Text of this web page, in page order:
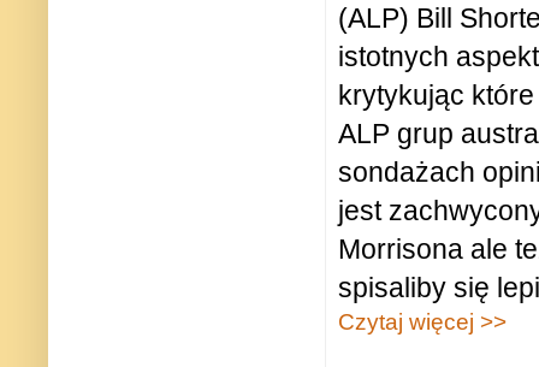
(ALP) Bill
istotnych
krytykując
ALP grup
sondażach
jest
Morrisona ale
spisaliby się
Czytaj więcej >>